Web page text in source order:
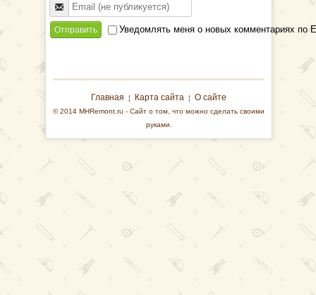
Отправить Уведомлять меня о новых комментариях по
Главная ¦ Карта сайта ¦ О сайте
© 2014 MHRemont.ru - Сайт о том, что можно сделать своими
руками.